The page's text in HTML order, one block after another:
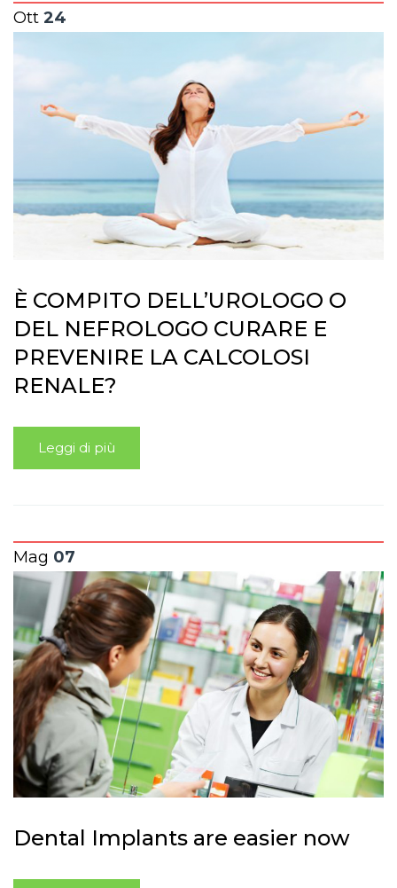
Ott 24
È COMPITO DELL’UROLOGO O
DEL NEFROLOGO CURARE E
PREVENIRE LA CALCOLOSI
RENALE?
Leggi di più
Mag 07
Dental Implants are easier now